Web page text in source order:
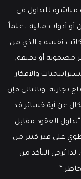
مباشرة للتداول في
أدوات مالية ، علماً
نفسه و الذي من
مضمونة أو دقيقة,
والأفكار
وبالتالي فإن
عن أية خسائر قد
العقود مقابل
على قدر كبير من
يُرجى التأكد من
“